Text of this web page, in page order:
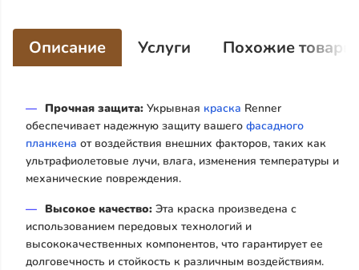
Описание Услуги Похожие товары
Прочная защита: Укрывная краска Renner
обеспечивает надежную защиту вашего фасадного
планкена от воздействия внешних факторов, таких как
ультрафиолетовые лучи, влага, изменения температуры и
механические повреждения.
Высокое качество: Эта краска произведена с
использованием передовых технологий и
высококачественных компонентов, что гарантирует ее
долговечность и стойкость к различным воздействиям.